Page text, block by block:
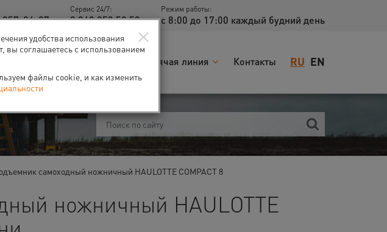
257-84-87
Сервис 24/7:
8 343 253 52 53
Режим работы:
с 8:00 до 17:00 каждый будний день
RU EN
Горячая линия Контакты
самоходный ножничный HAULOTTE COMPACT 8
ножничный HAULOTTE
×
удобства использования
вы соглашаетесь с использованием
файлы cookie, и как изменить